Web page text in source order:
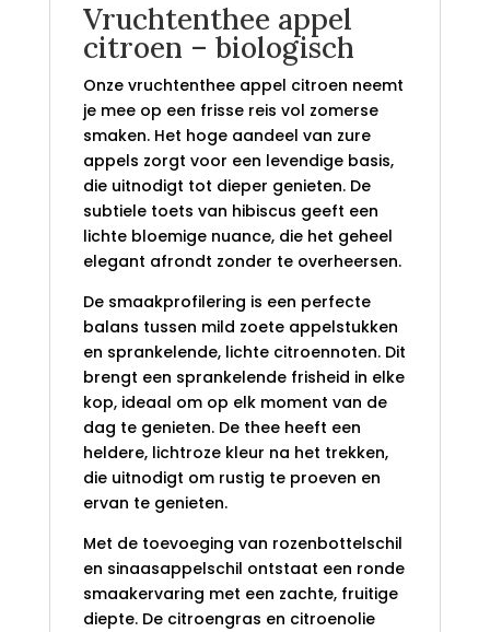
Vruchtenthee appel
citroen – biologisch
Onze vruchtenthee appel citroen neemt
je mee op een frisse reis vol zomerse
smaken. Het hoge aandeel van zure
appels zorgt voor een levendige basis,
die uitnodigt tot dieper genieten. De
subtiele toets van hibiscus geeft een
lichte bloemige nuance, die het geheel
elegant afrondt zonder te overheersen.
De smaakprofilering is een perfecte
balans tussen mild zoete appelstukken
en sprankelende, lichte citroennoten. Dit
brengt een sprankelende frisheid in elke
kop, ideaal om op elk moment van de
dag te genieten. De thee heeft een
heldere, lichtroze kleur na het trekken,
die uitnodigt om rustig te proeven en
ervan te genieten.
Met de toevoeging van rozenbottelschil
en sinaasappelschil ontstaat een ronde
smaakervaring met een zachte, fruitige
diepte. De citroengras en citroenolie